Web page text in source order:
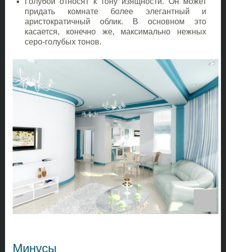
придать комнате более элегантный и
аристократичный облик. В основном это
касается, конечно же, максимально нежных
серо-голубых тонов.
Минусы